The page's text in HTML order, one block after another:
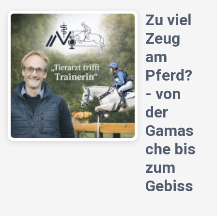
Zu viel
Zeug
am
Pferd?
- von
der
Gamas
che bis
zum
Gebiss